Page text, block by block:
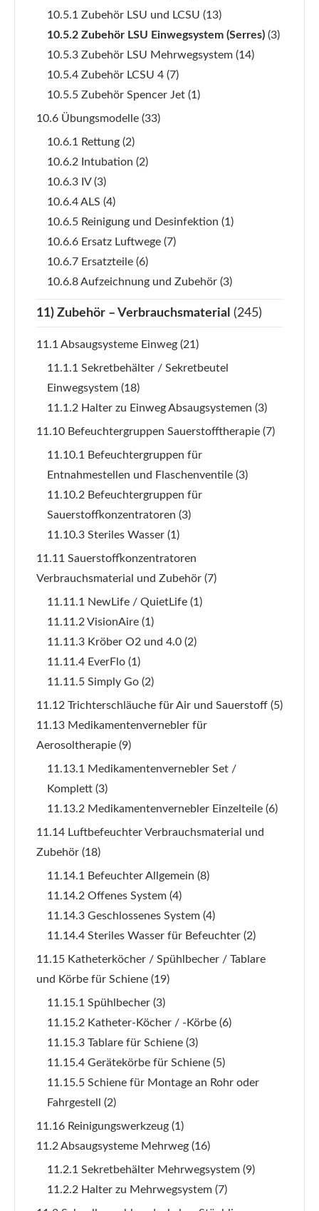
10.5.1 Zubehör LSU und LCSU (13)
10.5.2 Zubehör LSU Einwegsystem (Serres) (3)
10.5.3 Zubehör LSU Mehrwegsystem (14)
10.5.4 Zubehör LCSU 4 (7)
10.5.5 Zubehör Spencer Jet (1)
10.6 Übungsmodelle (33)
10.6.1 Rettung (2)
10.6.2 Intubation (2)
10.6.3 IV(3)
10.6.4 ALS (4)
10.6.5 Reinigung und Desinfektion (1)
10.6.6 Ersatz Luftwege (7)
10.6.7 Ersatzteile (6)
10.6.8 Aufzeichnung und Zubehör (3)
11) Zubehör – Verbrauchsmaterial (245)
11.1 Absaugsysteme Einweg (21)
11.1.1 Sekretbehälter / Sekretbeutel
Einwegsystem (18)
11.1.2 Halter zu Einweg Absaugsystemen (3)
11.10 Befeuchtergruppen Sauerstofftherapie (7)
11.10.1 Befeuchtergruppen für
Entnahmestellen und Flaschenventile (3)
11.10.2 Befeuchtergruppen für
Sauerstoffkonzentratoren (3)
11.10.3 Steriles Wasser (1)
11.11 Sauerstoffkonzentratoren
Verbrauchsmaterial und Zubehör (7)
11.11.1 NewLife / QuietLife (1)
11.11.2 VisionAire (1)
11.11.3 Kröber O2 und 4.0 (2)
11.11.4 EverFlo (1)
11.11.5 Simply Go (2)
11.12 Trichterschläuche für Air und Sauerstoff (5)
11.13 Medikamentenvernebler für
Aerosoltherapie (9)
11.13.1 Medikamentenvernebler Set /
Komplett (3)
11.13.2 Medikamentenvernebler Einzelteile (6)
11.14 Luftbefeuchter Verbrauchsmaterial und
Zubehör (18)
11.14.1 Befeuchter Allgemein (8)
11.14.2 Offenes System (4)
11.14.3 Geschlossenes System (4)
11.14.4 Steriles Wasser für Befeuchter (2)
11.15 Katheterköcher / Spühlbecher / Tablare
und Körbe für Schiene (19)
11.15.1 Spühlbecher (3)
11.15.2 Katheter-Köcher / -Körbe (6)
11.15.3 Tablare für Schiene (3)
11.15.4 Gerätekörbe für Schiene (5)
11.15.5 Schiene für Montage an Rohr oder
Fahrgestell (2)
11.16 Reinigungswerkzeug (1)
11.2 Absaugsysteme Mehrweg (16)
11.2.1 Sekretbehälter Mehrwegsystem (9)
11.2.2 Halter zu Mehrwegsystem (7)